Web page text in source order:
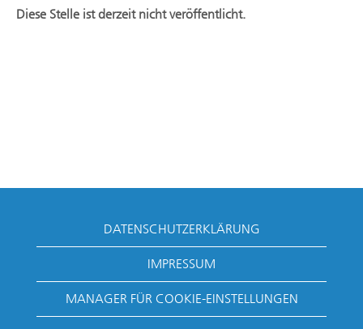
Diese Stelle ist derzeit nicht veröffentlicht.
DATENSCHUTZERKLÄRUNG
IMPRESSUM
MANAGER FÜR COOKIE-EINSTELLUNGEN